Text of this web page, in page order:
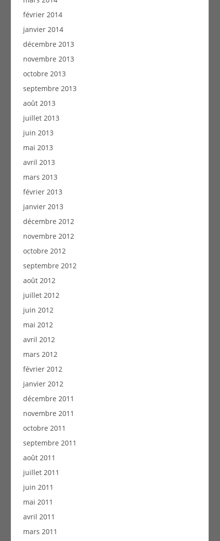
février 2014
janvier 2014
décembre 2013
novembre 2013
octobre 2013
septembre 2013
août 2013
juillet 2013
juin 2013
mai 2013
avril 2013
mars 2013
février 2013
janvier 2013
décembre 2012
novembre 2012
octobre 2012
septembre 2012
août 2012
juillet 2012
juin 2012
mai 2012
avril 2012
mars 2012
février 2012
janvier 2012
décembre 2011
novembre 2011
octobre 2011
septembre 2011
août 2011
juillet 2011
juin 2011
mai 2011
avril 2011
mars 2011